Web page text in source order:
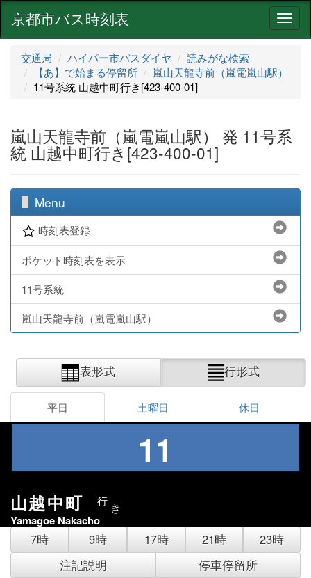
ナ
ビ
京都市バス時刻表
交通局 ハイパー市バスダイヤ
読みがな検索
【あ】で始まる停留所
嵐山天龍寺前（嵐電嵐山駅）
11号系統 山越中町行き[423-400-01]
嵐山天龍寺前（嵐電嵐山駅） 発 11号系
統 山越中町行き[423-400-01]
Menu
時刻表登録
ポケット時刻表を表示
11号系統
嵐山天龍寺前（嵐電嵐山駅）
表形式 行形式
平日 土曜日 休日
11
山越中町 行 き
Yamagoe Nakacho
7時 9時 17時 21時
23時
注記説明
停車停留所